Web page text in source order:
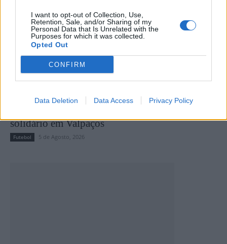
I want to opt-out of Collection, Use,
Retention, Sale, and/or Sharing of my
Personal Data that Is Unrelated with the
Purposes for which it was collected.
Opted Out
CONFIRM
Data Deletion Data Access Privacy Policy
solidário em Valpaços
Futebol 5 de Agosto, 2026